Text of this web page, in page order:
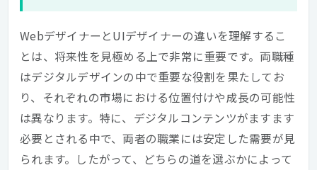
WebデザイナーとUIデザイナーの違いを理解するこ
とは、将来性を見極める上で非常に重要です。両職種
はデジタルデザインの中で重要な役割を果たしてお
り、それぞれの市場における位置付けや成長の可能性
は異なります。特に、デジタルコンテンツがますます
必要とされる中で、両者の職業には安定した需要が見
られます。したがって、どちらの道を選ぶかによって